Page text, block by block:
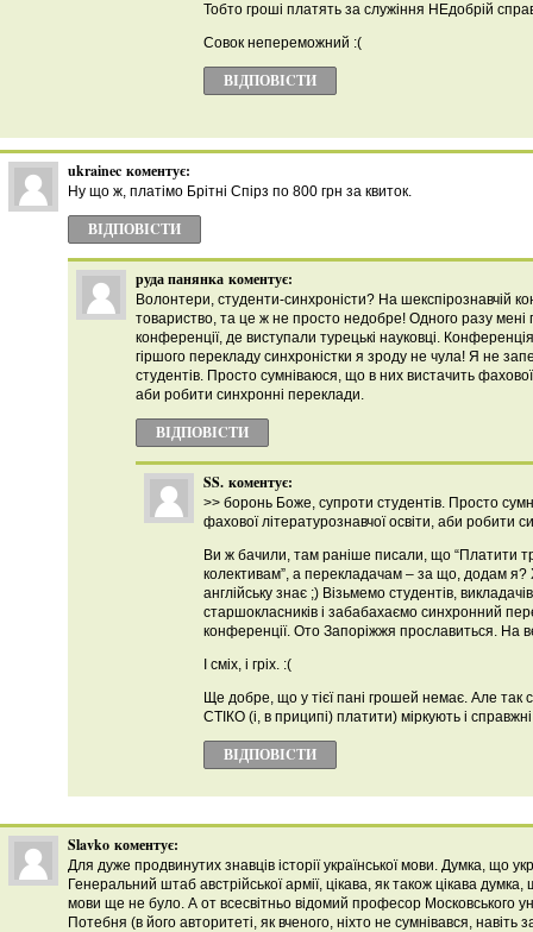
Тобто гроші платять за служіння НЕдобрій
Совок непереможний :(
ВІДПОВІCТИ
ukrainec коментує:
Ну що ж, платімо Брітні Спірз по 800 грн за квиток.
ВІДПОВІCТИ
руда панянка коментує:
Волонтери, студенти-синхроністи? На шекспірознавчій
товариство, та це ж не просто недобре! Одного разу
конференції, де виступали турецькі науковці. Конференція
гіршого перекладу синхроністки я зроду не чула! Я не
студентів. Просто сумніваюся, що в них вистачить фахової
аби робити синхронні переклади.
ВІДПОВІCТИ
SS. коментує:
>> боронь Боже, супроти студентів. Просто
фахової літературознавчої освіти, аби робити
Ви ж бачили, там раніше писали, що “Платити
колективам”, а перекладачам – за що, додам я?
англійську знає ;) Візьмемо студентів,
старшокласників і забабахаємо синхронний
конференції. Ото Запоріжжя прославиться. На
І сміх, і гріх. :(
Ще добре, що у тієї пані грошей немає. Але
СТІКО (і, в приципі) платити) міркують і
ВІДПОВІCТИ
Slavko коментує:
Для дуже продвинутих знавців історії української мови. Думка, що
Генеральний штаб австрійської армії, цікава, як також цікава думка,
мови ще не було. А от всесвітньо відомий професор Московського
Потебня (в його авторитеті, як вченого, ніхто не сумнівався, навіть